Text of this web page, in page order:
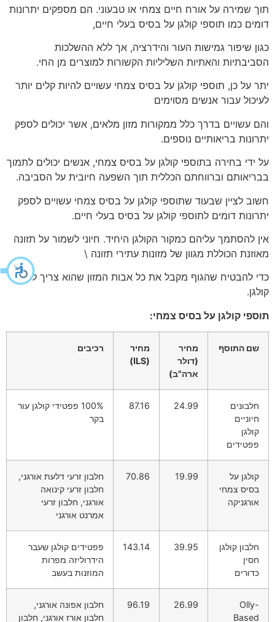
תוך שמירה על אורח חיים צמחי או טבעוני. הם מספקים יתרונות
דומים כמו תוספי קולגן על בסיס בעלי חיים,
כגון שיפור גמישות העור והידרציה, אך ללא ההשלכות
הסביבתיות והאתיות השליליות הקשורות למוצרים מן החי.
יתר על כן, תוספי קולגן על בסיס צמחי עשויים להיות קלים יותר
לעיכול עבור אנשים מסוימים
והם עשויים בדרך כלל ממקורות מזון מלאים, אשר יכולים לספק
יתרונות בריאותיים נוספים.
על ידי בחירה בתוספי קולגן על בסיס צמחי, אנשים יכולים לתמוך
בבריאותם וברווחתם הכללית תוך השפעה חיובית על הסביבה.
חשוב לציין שבעוד שתוספי קולגן על בסיס צמחי עשויים לספק
יתרונות דומים לתוספי קולגן על בסיס בעלי חיים.
אין להסתמך עליהם כמקור הקולגן היחיד. חיוני לשמור על תזונה
מאוזנת הכוללת מגוון של מזונות עתירי תזונה \
כדי להבטיח שהגוף מקבל את כל אבות המזון שהוא צריך לייצור
קולגן.
תוספי קולגן על בסיס צמחי:
שם התוסף
מחיר
(דולר
ארה"ב)
מחיר
(ILS)
רכיבים
חלבונים
חיוניים
קולגן
פפטידים
24.99
87.16
100% פפטידי קולגן עור
בקר
קולגן על
בסיס צמחי
אורגניקה
19.99
70.86
חלבון זרעי דלעת אורגני,
חלבון זרעי קינואה
אורגני, חלבון זרעי
אמרנט אורגני
חלבון קולגן
חסין
כדורים
39.95
143.14
פפטידים קולגן שעבר
הידרוליזה מפרות
המוזנות בעשב
Olly-
Based
26.99
96.19
חלבון אפונה אורגני,
חלבון אורז אורגני, חלבון